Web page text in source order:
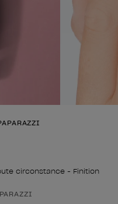
circonstance - Finition